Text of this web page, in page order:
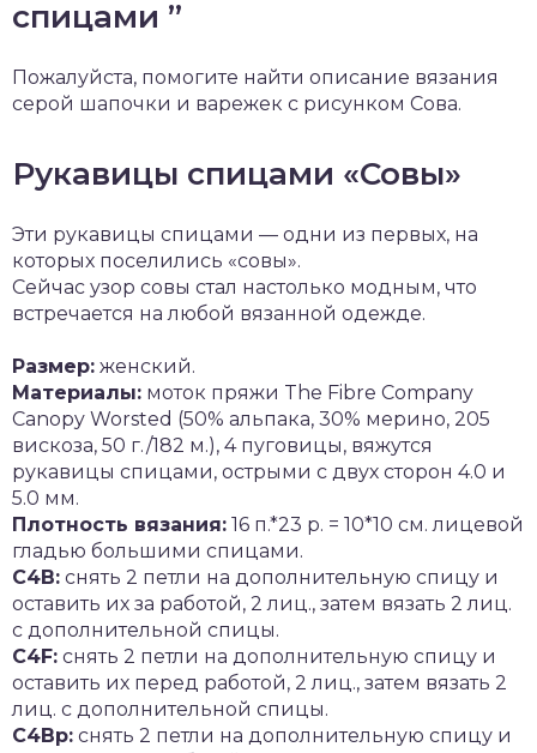
спицами ”
Пожалуйста, помогите найти описание вязания
серой шапочки и варежек с рисунком Сова.
Рукавицы спицами «Совы»
Эти рукавицы спицами — одни из первых, на
которых поселились «совы».
Сейчас узор совы стал настолько модным, что
встречается на любой вязанной одежде.
Размер: женский.
Материалы: моток пряжи The Fibre Company
Canopy Worsted (50% альпака, 30% мерино, 205
вискоза, 50 г./182 м.), 4 пуговицы, вяжутся
рукавицы спицами, острыми с двух сторон 4.0 и
5.0 мм.
Плотность вязания: 16 п.*23 р. = 10*10 см. лицевой
гладью большими спицами.
C4B: снять 2 петли на дополнительную спицу и
оставить их за работой, 2 лиц., затем вязать 2 лиц.
с дополнительной спицы.
C4F: снять 2 петли на дополнительную спицу и
оставить их перед работой, 2 лиц., затем вязать 2
лиц. с дополнительной спицы.
C4Bp: снять 2 петли на дополнительную спицу и